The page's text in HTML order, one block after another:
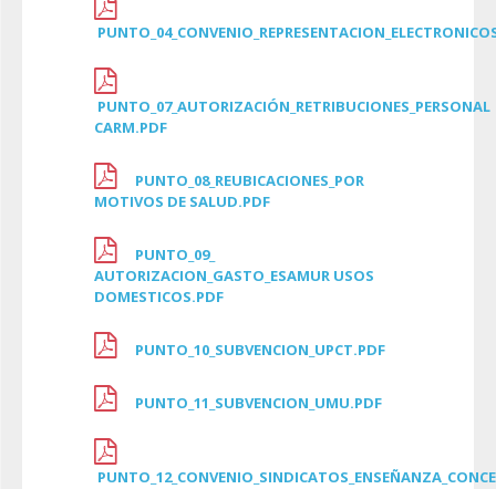
PUNTO_07_AUTORIZACIÓN_RETRIBUCIONES_PERSONAL
CARM.PDF
PUNTO_08_REUBICACIONES_POR
MOTIVOS DE SALUD.PDF
PUNTO_09_
AUTORIZACION_GASTO_ESAMUR USOS
DOMESTICOS.PDF
PUNTO_10_SUBVENCION_UPCT.PDF
PUNTO_11_SUBVENCION_UMU.PDF